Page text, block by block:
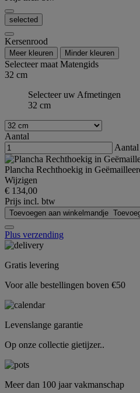
selected
Kersenrood
Meer kleuren Minder kleuren
Selecteer maatMatengids
32 cm
Selecteer uw Afmetingen
32 cm
Aantal
Aantal
Plancha Rechthoekig in
Wijzigen
€ 134,00
Prijs incl. btw
Toevoegen aan winkelmandje
Plus verzending
Gratis levering
Voor alle bestellingen boven €50
Levenslange garantie
Op onze collectie gietijzer..
Meer dan 100 jaar vakmanschap